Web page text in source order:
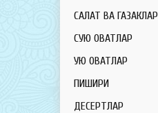
САЛАТ ВА ГАЗАКЛАР
СУЮҚ ОВҚАТЛАР
ҚУЮҚ ОВҚАТЛАР
ПИШИРИҚ
ДЕСЕРТЛАР